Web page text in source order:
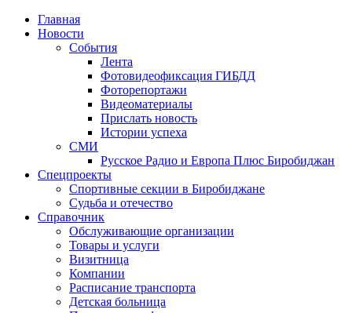
Главная
Новости
События
Лента
Фотовидеофиксация ГИБДД
Фоторепортажи
Видеоматериалы
Прислать новость
Истории успеха
СМИ
Русское Радио и Европа Плюс Биробиджан
Спецпроекты
Спортивные секции в Биробиджане
Судьба и отечество
Справочник
Обслуживающие организации
Товары и услуги
Визитница
Компании
Расписание транспорта
Детская больница